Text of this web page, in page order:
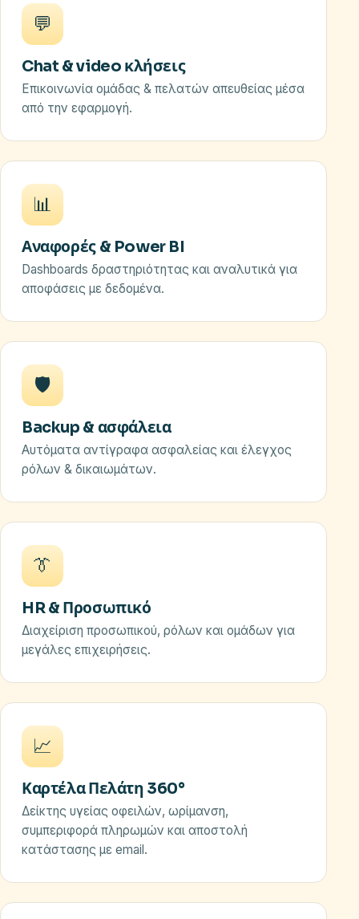
💬
Chat & video κλήσεις
Επικοινωνία ομάδας & πελατών απευθείας μέσα
από την εφαρμογή.
📊
Αναφορές & Power BI
Dashboards δραστηριότητας και αναλυτικά για
αποφάσεις με δεδομένα.
🛡️
Backup & ασφάλεια
Αυτόματα αντίγραφα ασφαλείας και έλεγχος
ρόλων & δικαιωμάτων.
👔
HR & Προσωπικό
Διαχείριση προσωπικού, ρόλων και ομάδων για
μεγάλες επιχειρήσεις.
📈
Καρτέλα Πελάτη 360°
Δείκτης υγείας οφειλών, ωρίμανση,
συμπεριφορά πληρωμών και αποστολή
κατάστασης με email.